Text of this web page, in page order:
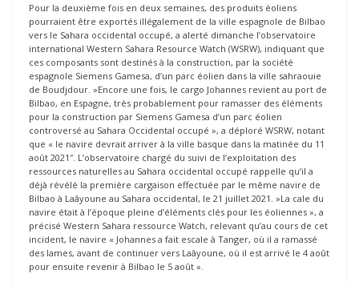
Pour la deuxième fois en deux semaines, des produits éoliens
pourraient être exportés illégalement de la ville espagnole de Bilbao
vers le Sahara occidental occupé, a alerté dimanche l’observatoire
international Western Sahara Resource Watch (WSRW), indiquant que
ces composants sont destinés à la construction, par la société
espagnole Siemens Gamesa, d’un parc éolien dans la ville sahraouie
de Boudjdour. »Encore une fois, le cargo Johannes revient au port de
Bilbao, en Espagne, très probablement pour ramasser des éléments
pour la construction par Siemens Gamesa d’un parc éolien
controversé au Sahara Occidental occupé », a déploré WSRW, notant
que « le navire devrait arriver à la ville basque dans la matinée du 11
août 2021″. L’observatoire chargé du suivi de l’exploitation des
ressources naturelles au Sahara occidental occupé rappelle qu’il a
déjà révélé la première cargaison effectuée par le même navire de
Bilbao à Laâyoune au Sahara occidental, le 21 juillet 2021. »La cale du
navire était à l’époque pleine d’éléments clés pour les éoliennes », a
précisé Western Sahara ressource Watch, relevant qu’au cours de cet
incident, le navire « Johannes a fait escale à Tanger, où il a ramassé
des lames, avant de continuer vers Laâyoune, où il est arrivé le 4 août
pour ensuite revenir à Bilbao le 5 août ».